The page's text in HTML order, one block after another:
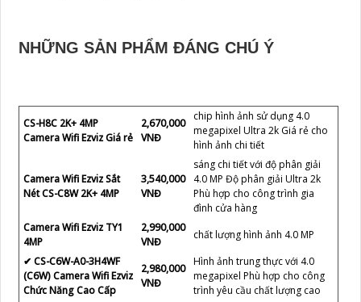
NHỮNG SẢN PHẨM ĐÁNG CHÚ Ý
CS-H8C 2K+ 4MP
Camera Wifi Ezviz Giá rẻ
2,670,000
VNĐ
chip hình ảnh sử dụng 4.0
megapixel Ultra 2k Giá rẻ cho
hình ảnh chi tiết
Camera Wifi Ezviz Sắt
Nét CS-C8W 2K+ 4MP
3,540,000
VNĐ
sáng chi tiết với độ phân giải
4.0 MP Độ phân giải Ultra 2k
Phù hợp cho công trình gia
đình cửa hàng
Camera Wifi Ezviz TY1
4MP
2,990,000
VNĐ
chất lượng hình ảnh 4.0 MP
✔ CS-C6W-A0-3H4WF
(C6W) Camera Wifi Ezviz
Chức Năng Cao Cấp
2,980,000
VNĐ
Hình ảnh trung thực với 4.0
megapixel Phù hợp cho công
trình yêu cầu chất lượng cao